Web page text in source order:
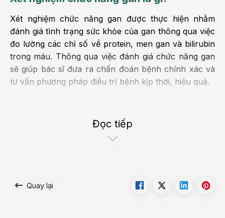
Xét nghiệm chức năng gan được thực hiện nhằm
đánh giá tình trạng sức khỏe của gan thông qua việc
đo lường các chỉ số về protein, men gan và bilirubin
trong máu. Thông qua việc đánh giá chức năng gan
sẽ giúp bác sĩ đưa ra chấn đoán bệnh chính xác và
tư vấn phương pháp điều trị bệnh kịp thời, hiệu quả.
Thực hiện xét nghiệm chức năng gan định kỳ được
gan.
Đọc tiếp
Quay lại